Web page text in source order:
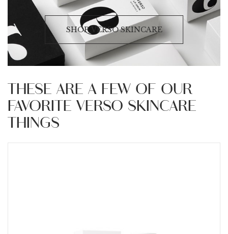
SHOP VERSO SKINCARE
THESE ARE A FEW OF OUR
FAVORITE VERSO SKINCARE
THINGS